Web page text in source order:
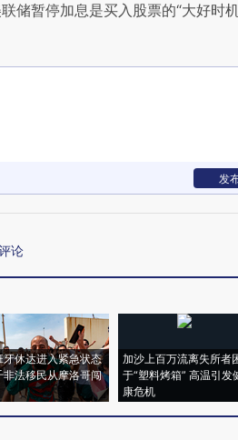
储暂停加息是买入股票的“大好时
发
论
牙休达进入紧急状态
非法移民从摩洛哥闯
加沙上百万流离失所者
于“塑料烤箱” 高温引发
康危机